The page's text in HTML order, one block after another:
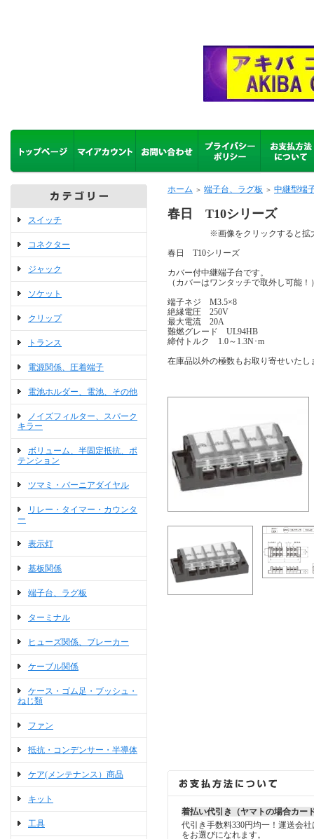
スイッチ
コネクター
ジャック
ソケット
クリップ
トランス
電源関係、圧着端子
電池ホルダー、電池、その他
ノイズフィルター、スパーク
キラー
ボリューム、半固定抵抗、ポ
テンション
ツマミ・バーニアダイヤル
リレー・タイマー・カウンタ
ー
表示灯
基板関係
端子台、ラグ板
ターミナル
ヒューズ関係、ブレーカー
ケーブル関係
ケース・ゴム足・ブッシュ・
ねじ類
ファン
抵抗・コンデンサー・半導体
ケア(メンテナンス）商品
キット
工具
ホーム ＞ 端子台、ラグ板 ＞ 中継型端
春日 T10シリーズ
※画像をクリックすると拡大
春日 T10シリーズ
カバー付中継端子台です。
（カバーはワンタッチで取外し可能
端子ネジ M3.5×8
絶縁電圧 250V
最大電流 20A
難燃グレード UL94HB
締付トルク 1.0～1.3N･m
在庫品以外の極数もお取り寄せいた
着払い代引き（ヤマトの場合カー
代引き手数料330円均一！運送会
をお選びになれます。